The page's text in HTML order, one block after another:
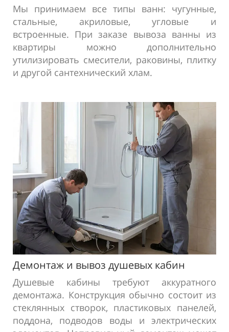
Мы принимаем все типы ванн: чугунные,
стальные, акриловые, угловые и
встроенные. При заказе вывоза ванны из
квартиры можно дополнительно
утилизировать смесители, раковины, плитку
и другой сантехнический хлам.
Демонтаж и вывоз душевых кабин
Душевые кабины требуют аккуратного
демонтажа. Конструкция обычно состоит из
стеклянных створок, пластиковых панелей,
поддона, подводов воды и электрических